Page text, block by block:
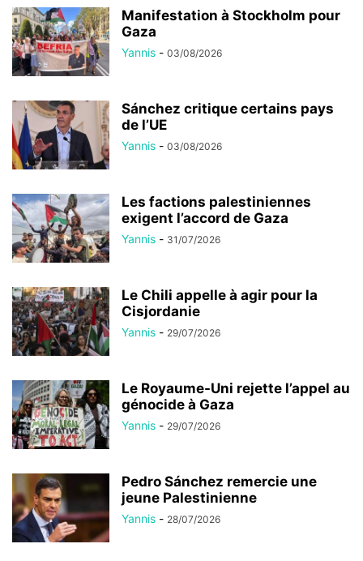
Manifestation à Stockholm pour
Gaza
Yannis - 03/08/2026
Sánchez critique certains pays
de l’UE
Yannis - 03/08/2026
Les factions palestiniennes
exigent l’accord de Gaza
Yannis - 31/07/2026
Le Chili appelle à agir pour la
Cisjordanie
Yannis - 29/07/2026
Le Royaume-Uni rejette l’appel au
génocide à Gaza
Yannis - 29/07/2026
Pedro Sánchez remercie une
jeune Palestinienne
Yannis - 28/07/2026